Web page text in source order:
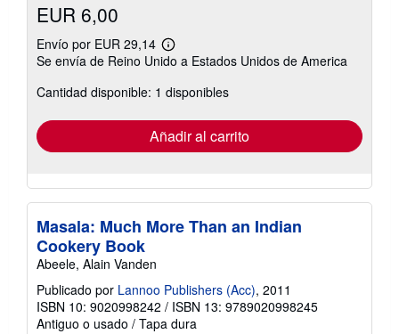
EUR 6,00
Envío por EUR 29,14
Más
información
las
tarifas
envío
Se envía de Reino Unido a Estados Unidos de America
Cantidad disponible: 1 disponibles
Añadir al carrito
Masala: Much More Than an Indian
Cookery Book
Abeele, Alain Vanden
Publicado por Lannoo Publishers (Acc), 2011
ISBN 10: 9020998242 / ISBN 13: 9789020998245
Antiguo o usado / Tapa dura